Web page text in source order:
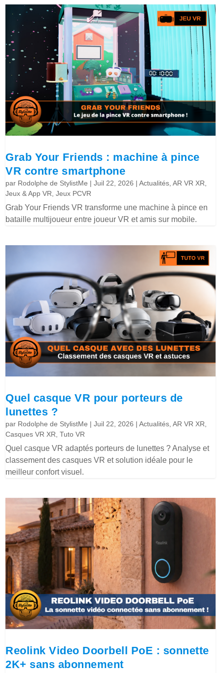
Grab Your Friends : machine à pince
VR contre smartphone
par Rodolphe de StylistMe |Juil 22, 2026 |Actualités ,AR VR XR
Jeux & App VR ,Jeux PCVR
Grab Your Friends VR transforme une machine à pince en
bataille multijoueur entre joueur VR et amis sur mobile.
Quel casque VR pour porteurs de
lunettes ?
par Rodolphe de StylistMe |Juil 22, 2026 |Actualités ,AR VR XR
Casques VR XR ,Tuto VR
Quel casque VR adaptés porteurs de lunettes ? Analyse et
classement des casques VR et solution idéale pour le
meilleur confort visuel.
Reolink Video Doorbell PoE : sonnette
2K+ sans abonnement